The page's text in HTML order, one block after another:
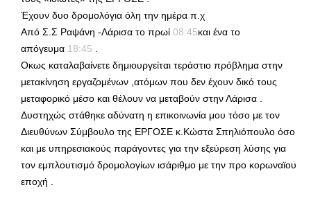
Έχουν δυο δρομολόγια όλη την ημέρα π.χ
Από Σ.Σ Ραψάνη -Λάρισα το πρωί 08:45και ένα το
απόγευμα 18:45
Οκως καταλαβαίνετε δημιουργείται τεράστιο πρόβλημα στην
μετακίνηση εργαζομένων ,ατόμων που δεν έχουν δικό τους
μεταφορικό μέσο και θέλουν να μεταβούν στην Λάρισα .
Δυστηχώς στάθηκε αδύνατη η επικοινωνία μου τόσο με τον
Διευθύνων Σύμβουλο της ΕΡΓΟΣΕ κ.Κώστα Σπηλιόπουλο όσο
και με υπηρεσιακούς παράγοντες για την εξεύρεση λύσης για
τον εμπλουτισμό δρομολογίων ισάριθμο με την προ κορωναϊου
εποχή .